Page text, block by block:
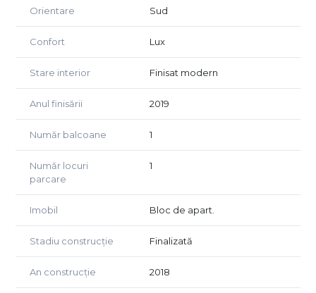
de 20.000 euro.
Pentru mai multe detalii sau stabilirea unei vizionari, va
asteptam la sediul nostru pe strada Ciprian Porumbescu,
nr. 36 sau ne puteti contacta la numarul de telefon
0756.160.597.
Orientare Sud
Confort Lux
Stare interior Finisat modern
Anul finisării 2019
Număr balcoane 1
Număr locuri
parcare
1
Imobil Bloc de apart.
Stadiu construcție Finalizată
An construcție 2018